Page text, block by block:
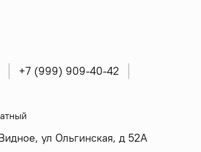
+7 (999) 909-40-42
ул Ольгинская, д 52А